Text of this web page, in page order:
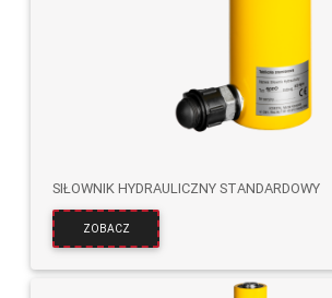
SIŁOWNIK HYDRAULICZNY STANDARDOWY
ZOBACZ